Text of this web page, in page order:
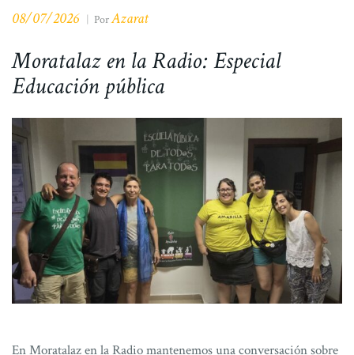
08/07/2026 | PorAzarat
Moratalaz en la Radio: Especial
Educación pública
En Moratalaz en la Radio mantenemos una conversación sobre